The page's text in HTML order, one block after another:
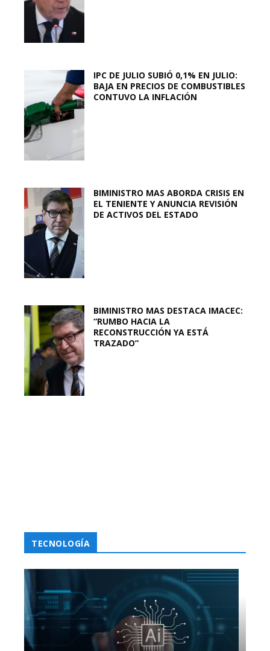
IPC DE JULIO SUBIÓ 0,1% EN JULIO:
BAJA EN PRECIOS DE COMBUSTIBLES
CONTUVO LA INFLACIÓN
BIMINISTRO MAS ABORDA CRISIS EN
EL TENIENTE Y ANUNCIA REVISIÓN
DE ACTIVOS DEL ESTADO
BIMINISTRO MAS DESTACA IMACEC:
“RUMBO HACIA LA
RECONSTRUCCIÓN YA ESTÁ
TRAZADO”
TECNOLOGÍA